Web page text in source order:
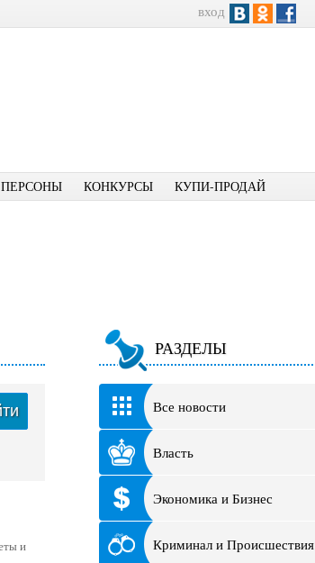
вход
ПЕРСОНЫ КОНКУРСЫ КУПИ-ПРОДАЙ
и
РАЗДЕЛЫ
Все новости
Власть
Экономика и Бизнес
Криминал и Происшествия